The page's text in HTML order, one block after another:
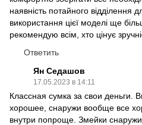
наявність потайного відділення
використання цієї моделі ще
рекомендую всім, хто цінує
Ответить
Ян Седашов
17.05.2023 в 14:11
Классная сумка за свои деньги.
хорошее, снаружи вообще все
внутри попроще. Змейки